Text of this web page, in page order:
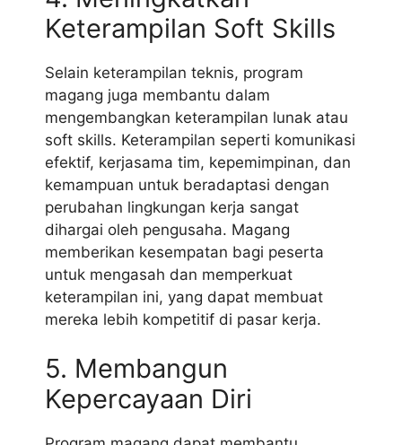
Keterampilan Soft Skills
Selain keterampilan teknis, program
magang juga membantu dalam
mengembangkan keterampilan lunak atau
soft skills. Keterampilan seperti komunikasi
efektif, kerjasama tim, kepemimpinan, dan
kemampuan untuk beradaptasi dengan
perubahan lingkungan kerja sangat
dihargai oleh pengusaha. Magang
memberikan kesempatan bagi peserta
untuk mengasah dan memperkuat
keterampilan ini, yang dapat membuat
mereka lebih kompetitif di pasar kerja.
5. Membangun
Kepercayaan Diri